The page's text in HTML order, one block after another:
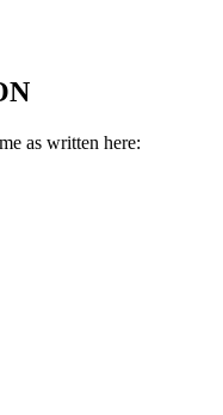
as written here: